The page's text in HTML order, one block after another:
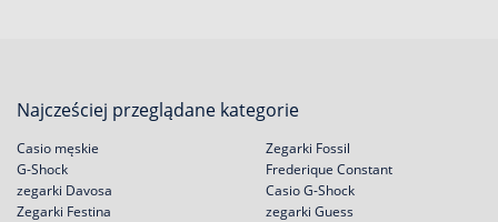
Najcześciej przeglądane kategorie
Casio męskie
G-Shock
zegarki Davosa
Zegarki Festina
Zegarki Fossil
Frederique Constant
Casio G-Shock
zegarki Guess